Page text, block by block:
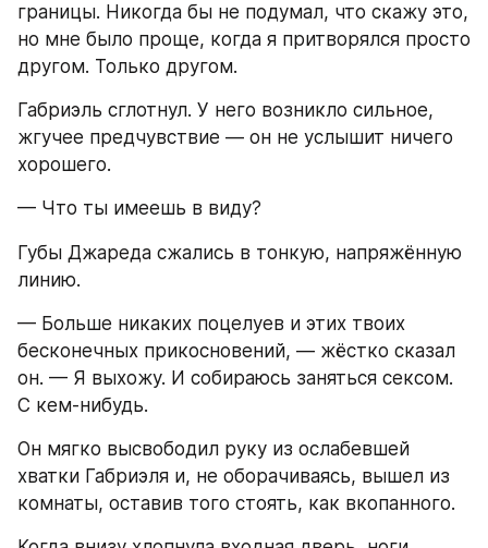
границы. Никогда бы не подумал, что скажу это,
но мне было проще, когда я притворялся просто
другом. Только другом.
Габриэль сглотнул. У него возникло сильное,
жгучее предчувствие — он не услышит ничего
хорошего.
— Что ты имеешь в виду?
Губы Джареда сжались в тонкую, напряжённую
линию.
— Больше никаких поцелуев и этих твоих
бесконечных прикосновений, — жёстко сказал
он. — Я выхожу. И собираюсь заняться сексом.
С кем-нибудь.
Он мягко высвободил руку из ослабевшей
хватки Габриэля и, не оборачиваясь, вышел из
комнаты, оставив того стоять, как вкопанного.